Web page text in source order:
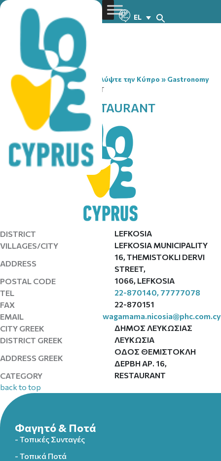
EL
You are here:Home» Ανακαλύψτε την Κύπρο » Gastronomy
» WAGAMAMA RESTAURANT
WAGAMAMA RESTAURANT
DISTRICT
LEFKOSIA
VILLAGES/CITY
LEFKOSIA MUNICIPALITY
ADDRESS
16, THEMISTOKLI DERVI
STREET,
POSTAL CODE
1066, LEFKOSIA
TEL
22-870140, 77777078
FAX
22-870151
EMAIL
wagamama.nicosia@phc.com.cy
CITY GREEK
ΔΗΜΟΣ ΛΕΥΚΩΣΙΑΣ
DISTRICT GREEK
ΛΕΥΚΩΣΙΑ
ADDRESS GREEK
ΟΔΟΣ ΘΕΜΙΣΤΟΚΛΗ
ΔΕΡΒΗ ΑΡ. 16,
CATEGORY
RESTAURANT
back to top
Φαγητό & Ποτά
- Τοπικές Συνταγές
- Τοπικά Ποτά